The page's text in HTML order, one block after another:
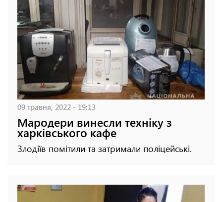
09 травня, 2022 - 19:13
Мародери винесли техніку з
харківського кафе
Злодіїв помітили та затримали поліцейські.